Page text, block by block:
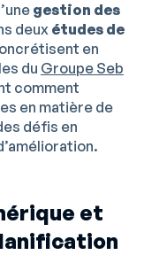
gestion des
deux études de
en
du Groupe Seb
comment
en matière de
défis en
et